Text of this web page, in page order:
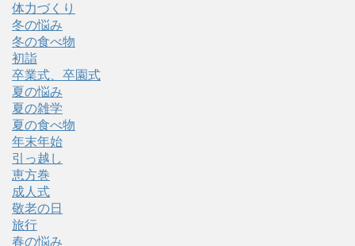
体力づくり
冬の悩み
冬の食べ物
初詣
卒業式、卒園式
夏の悩み
夏の雑学
夏の食べ物
年末年始
引っ越し
恵方巻
成人式
敬老の日
旅行
春の悩み